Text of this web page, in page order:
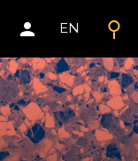
search
person EN